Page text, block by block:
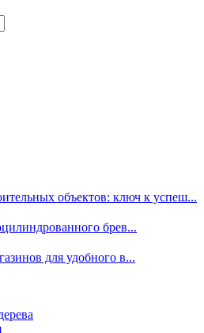
объектов: ключ к успеш...
брев...
для удобного в...